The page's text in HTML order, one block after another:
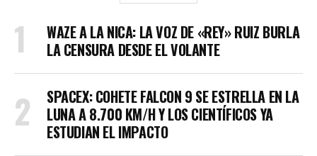
WAZE A LA NICA: LA VOZ DE «REY» RUIZ BURLA
LA CENSURA DESDE EL VOLANTE
SPACEX: COHETE FALCON 9 SE ESTRELLA EN LA
LUNA A 8.700 KM/H Y LOS CIENTÍFICOS YA
ESTUDIAN EL IMPACTO